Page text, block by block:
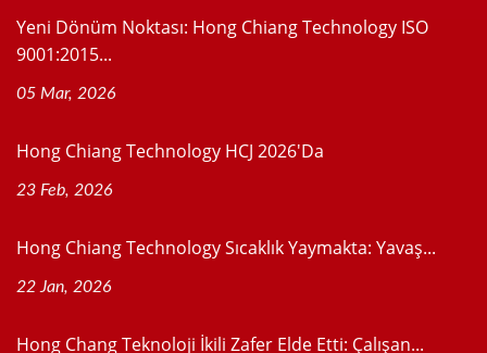
Yeni Dönüm Noktası: Hong Chiang Technology ISO
9001:2015...
05 Mar, 2026
Hong Chiang Technology HCJ 2026'da
23 Feb, 2026
Hong Chiang Technology Sıcaklık Yaymakta: Yavaş...
22 Jan, 2026
Hong Chang Teknoloji İkili Zafer Elde Etti: Çalışan...